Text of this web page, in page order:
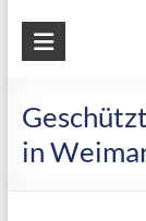
AWF
wirtschaftliche
Fertigung
in